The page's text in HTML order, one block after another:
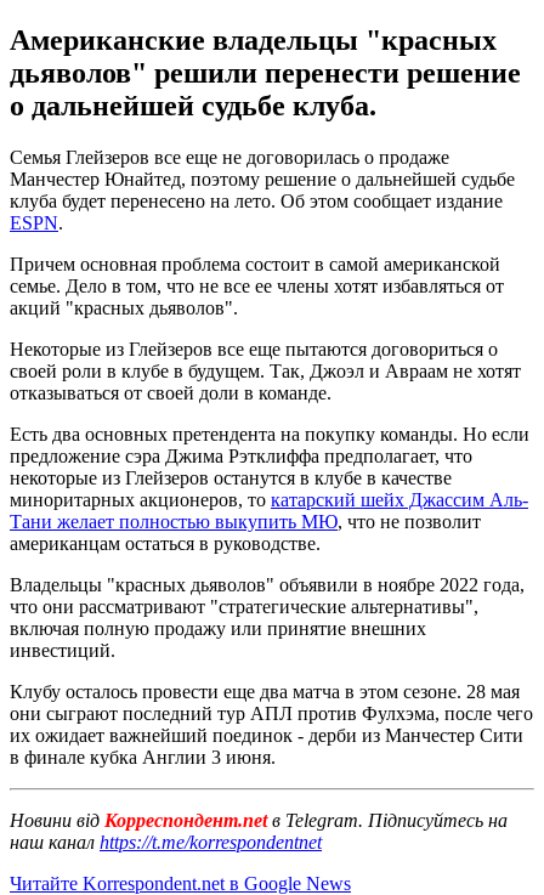
Американские владельцы "красных
дьяволов" решили перенести решение
о дальнейшей судьбе клуба.
Семья Глейзеров все еще не договорилась о продаже
Манчестер Юнайтед, поэтому решение о дальнейшей судьбе
клуба будет перенесено на лето. Об этом сообщает издание
ESPN.
Причем основная проблема состоит в самой американской
семье. Дело в том, что не все ее члены хотят избавляться от
акций "красных дьяволов".
Некоторые из Глейзеров все еще пытаются договориться о
своей роли в клубе в будущем. Так, Джоэл и Авраам не хотят
отказываться от своей доли в команде.
Есть два основных претендента на покупку команды. Но если
предложение сэра Джима Рэтклиффа предполагает, что
некоторые из Глейзеров останутся в клубе в качестве
миноритарных акционеров, то катарский шейх Джассим Аль-
Тани желает полностью выкупить МЮ, что не позволит
американцам остаться в руководстве.
Владельцы "красных дьяволов" объявили в ноябре 2022 года,
что они рассматривают "стратегические альтернативы",
включая полную продажу или принятие внешних
инвестиций.
Клубу осталось провести еще два матча в этом сезоне. 28 мая
они сыграют последний тур АПЛ против Фулхэма, после чего
их ожидает важнейший поединок - дерби из Манчестер Сити
в финале кубка Англии 3 июня.
Новини від Корреспондент.netв Telegram. Підписуйтесь на
наш канал https://t.me/korrespondentnet
Читайте Korrespondent.net в Google News